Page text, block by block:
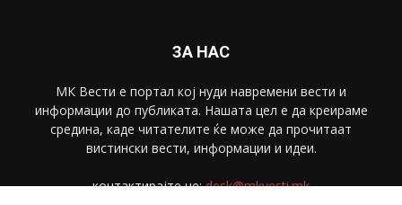
ЗА НАС
МК Вести е портал коj нуди навремени вести и
информации до публиката. Нашата цел е да креираме
средина, каде читателите ќе може да прочитаат
вистински вести, информации и идеи.
контактирајте не:desk@mkvesti.mk